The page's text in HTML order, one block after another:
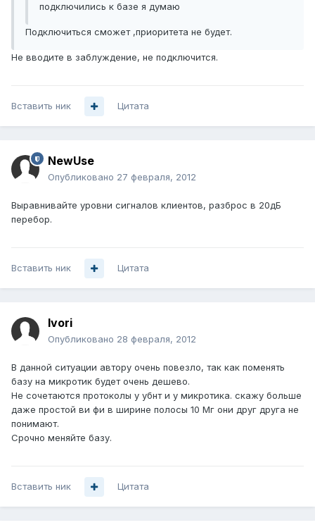
подключились к базе я думаю
Подключиться сможет ,приоритета не будет.
Не вводите в заблуждение, не подключится.
Вставить ник Цитата
NewUse
Опубликовано 27 февраля, 2012
Выравнивайте уровни сигналов клиентов, разброс в 20дБ
перебор.
Вставить ник Цитата
Ivori
Опубликовано 28 февраля, 2012
В данной ситуации автору очень повезло, так как поменять
базу на микротик будет очень дешево.
Не сочетаются протоколы у убнт и у микротика. скажу больше
даже простой ви фи в ширине полосы 10 Мг они друг друга не
понимают.
Срочно меняйте базу.
Вставить ник Цитата